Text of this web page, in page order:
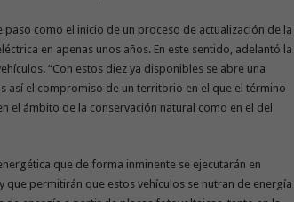
como el inicio de un proceso de actualización de la
en apenas unos años. En este sentido, adelantó la
“Con estos diez ya disponibles se abre una
así el compromiso de un territorio en el que el término
el ámbito de la conservación natural como en el del
que de forma inminente se ejecutarán en
permitirán que estos vehículos se nutran de energía